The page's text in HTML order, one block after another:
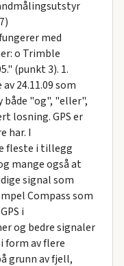
med
o Trimble
(punkt 3). 1.
24.11.09 som
både "og", "eller",
losning. GPS er
har. I
fleste i tillegg
mange også at
signal som
Compass som
i
og bedre signaler
form av flere
grunn av fjell,